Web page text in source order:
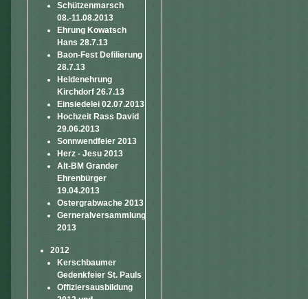
Schützenmarsch
08.-11.08.2013
Ehrung Kowatsch
Hans 28.7.13
Baon-Fest Defilierung
28.7.13
Heldenehrung
Kirchdorf 26.7.13
Einsiedelei 02.07.2013
Hochzeit Rass David
29.06.2013
Sonnwendfeier 2013
Herz - Jesu 2013
Alt-BM Grander
Ehrenbürger
19.04.2013
Ostergrabwache 2013
Gerneralversammlung
2013
2012
Kerschbaumer
Gedenkfeier St. Pauls
Offiziersausbildung